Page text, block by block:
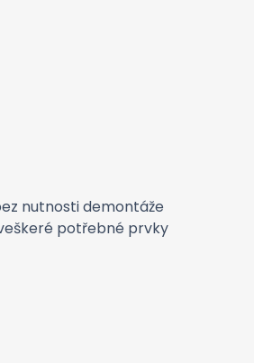
nutnosti demontáže
potřebné prvky